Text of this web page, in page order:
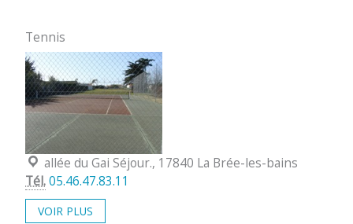
Tennis
Localisation :
allée du Gai Séjour., 17840 La Brée-les-bains
Tél.05.46.47.83.11
VOIR PLUS